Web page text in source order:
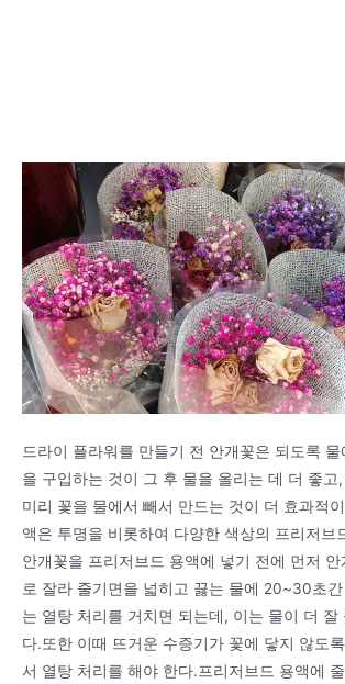
드라이 플라워를 만들기 전 안개꽃은 되도록
을 구입하는 것이 그 후 물을 올리는 데 더 좋고
미리 꽃을 물에서 빼서 만드는 것이 더 효과적
액은 투명을 비롯하여 다양한 색상의 프리저브
안개꽃을 프리저브드 용액에 넣기 전에 먼저
로 잘라 줄기면을 넓히고 끓는 물에 20~30초
는 열탕 처리를 거치면 되는데, 이는 물이 더 잘
다.또한 이때 뜨거운 수증기가 꽃에 닿지 않도
서 열탕 처리를 해야 한다.프리저브드 용액에